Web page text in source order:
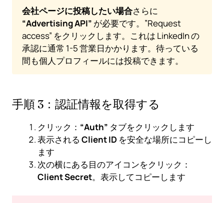
会社ページに投稿したい場合さらに
“Advertising API” が必要です。”Request
access” をクリックします。これは LinkedIn の
承認に通常 1-5 営業日かかります。待っている
間も個人プロフィールには投稿できます。
手順 3：認証情報を取得する
クリック： “Auth” タブをクリックします
表示される Client ID を安全な場所にコピーし
ます
次の横にある目のアイコンをクリック：
Client Secret。表示してコピーします